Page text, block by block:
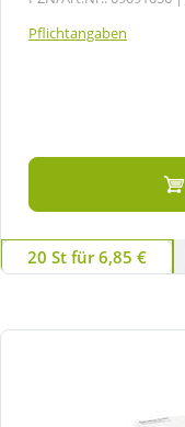
Pflichtangaben
20 St für 6,85 €